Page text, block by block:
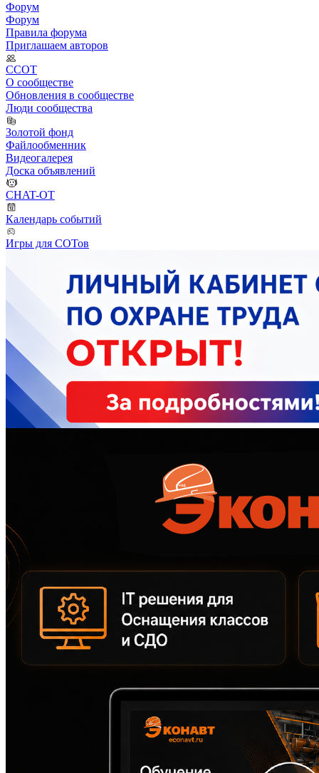
Форум
Форум
Правила форума
Приглашаем авторов
ССОТ
О сообществе
Обновления в сообществе
Люди сообщества
Золотой фонд
Файлообменник
Видеогалерея
Доска объявлений
CHAT-OT
Календарь событий
Игры для СОТов